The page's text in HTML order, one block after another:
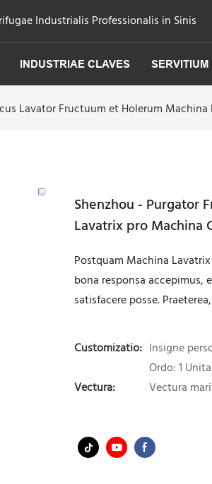
Industrialis Professionalis in Sinis
INDUSTRIAE CLAVES SERVITIUM
Lavator Fructuum et Holerum
Shenzhou - Purgator
Lavatrix pro Machina
Postquam Machina
bona responsa
satisfacere posse.
Customizatio: Insigne
Ordo: 1
Vectura:
Vectura